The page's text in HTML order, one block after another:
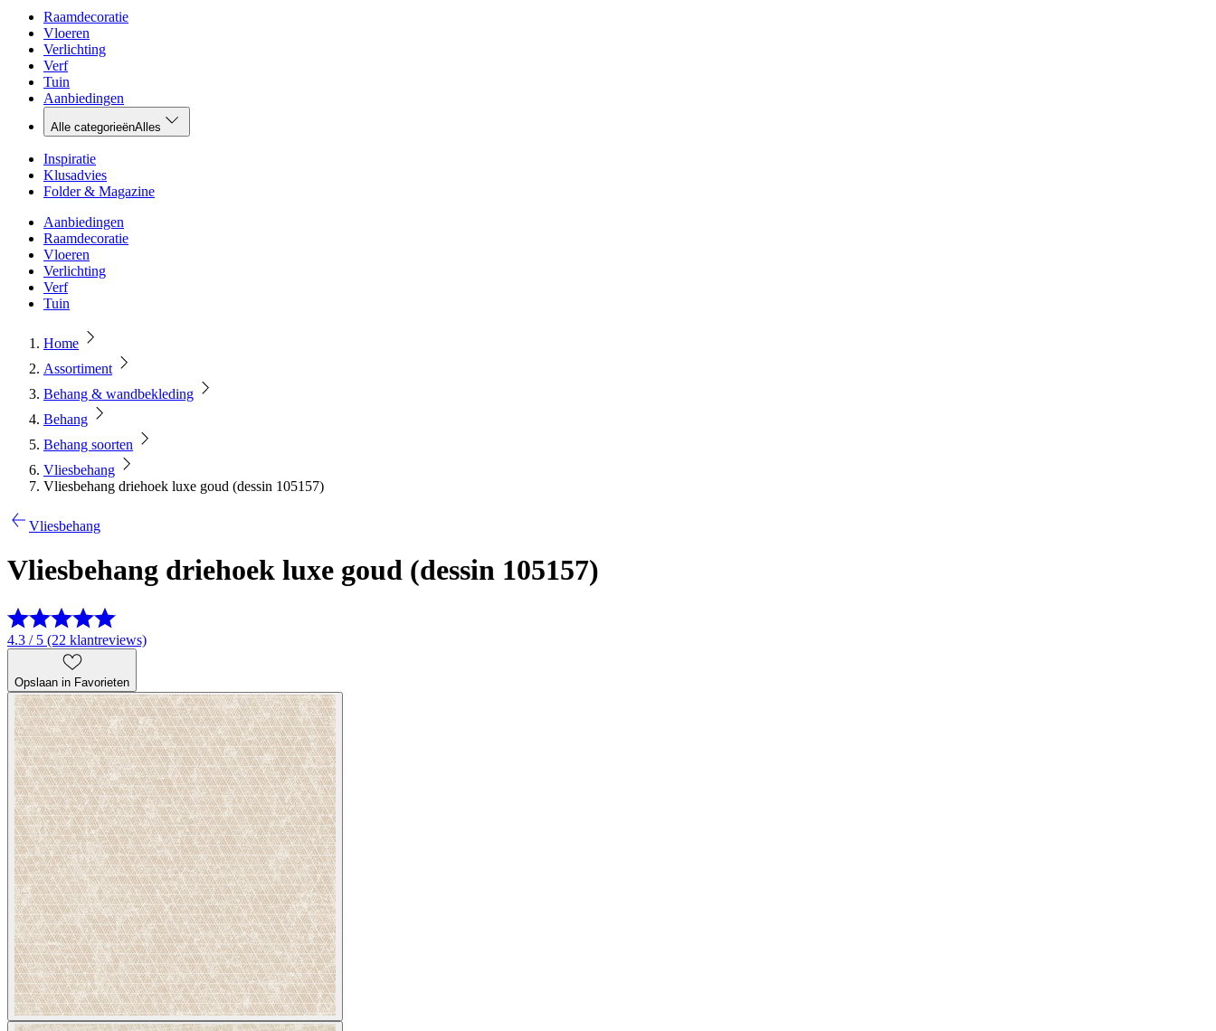
Raamdecoratie
Vloeren
Verlichting
Verf
Tuin
Aanbiedingen
Alle categorieënAlles
Inspiratie
Klusadvies
Folder & Magazine
Aanbiedingen
Raamdecoratie
Vloeren
Verlichting
Verf
Tuin
Home
Assortiment
Behang & wandbekleding
Behang
Behang soorten
Vliesbehang
Vliesbehang driehoek luxe goud (dessin 105157)
Vliesbehang
Vliesbehang driehoek luxe goud (dessin 105157)
4.3 / 5 (22 klantreviews)
Opslaan in Favorieten